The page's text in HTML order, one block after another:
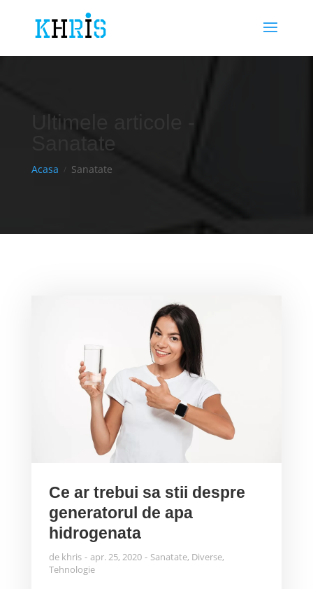
Ultimele articole -
Sanatate
Acasa Sanatate
Ce ar trebui sa stii despre
generatorul de apa
hidrogenata
de khris apr. 25, 2020 Sanatate, Diverse,
Tehnologie